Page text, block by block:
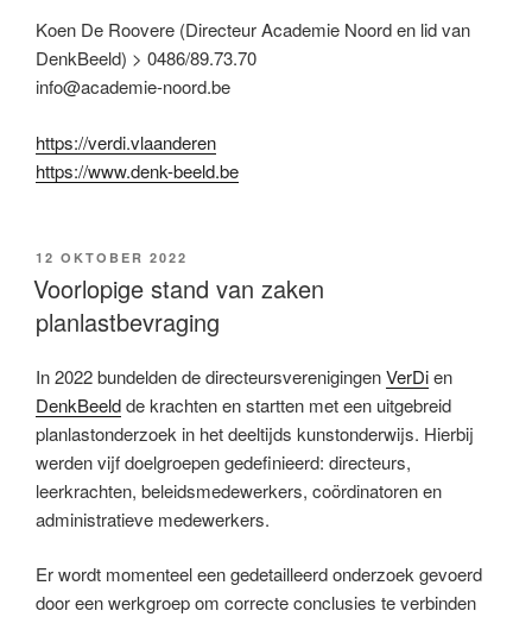
Koen De Roovere (Directeur Academie Noord en lid van
DenkBeeld) > 0486/89.73.70
info@academie-noord.be
https://verdi.vlaanderen
https://www.denk-beeld.be
12 OKTOBER 2022
Voorlopige stand van zaken
planlastbevraging
In 2022 bundelden de directeursverenigingenVerDien
DenkBeeldde krachten en startten met een uitgebreid
planlastonderzoek in het deeltijds kunstonderwijs. Hierbij
werden vijf doelgroepen gedefinieerd: directeurs,
leerkrachten, beleidsmedewerkers, coördinatoren en
administratieve medewerkers.
Er wordt momenteel een gedetailleerd onderzoek gevoerd
door een werkgroep om correcte conclusies te verbinden